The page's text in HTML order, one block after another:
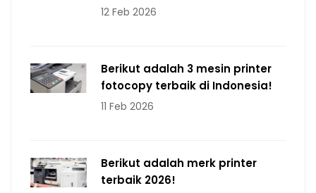
12 Feb 2026
Berikut adalah 3 mesin printer
fotocopy terbaik di Indonesia!
11 Feb 2026
Berikut adalah merk printer
terbaik 2026!